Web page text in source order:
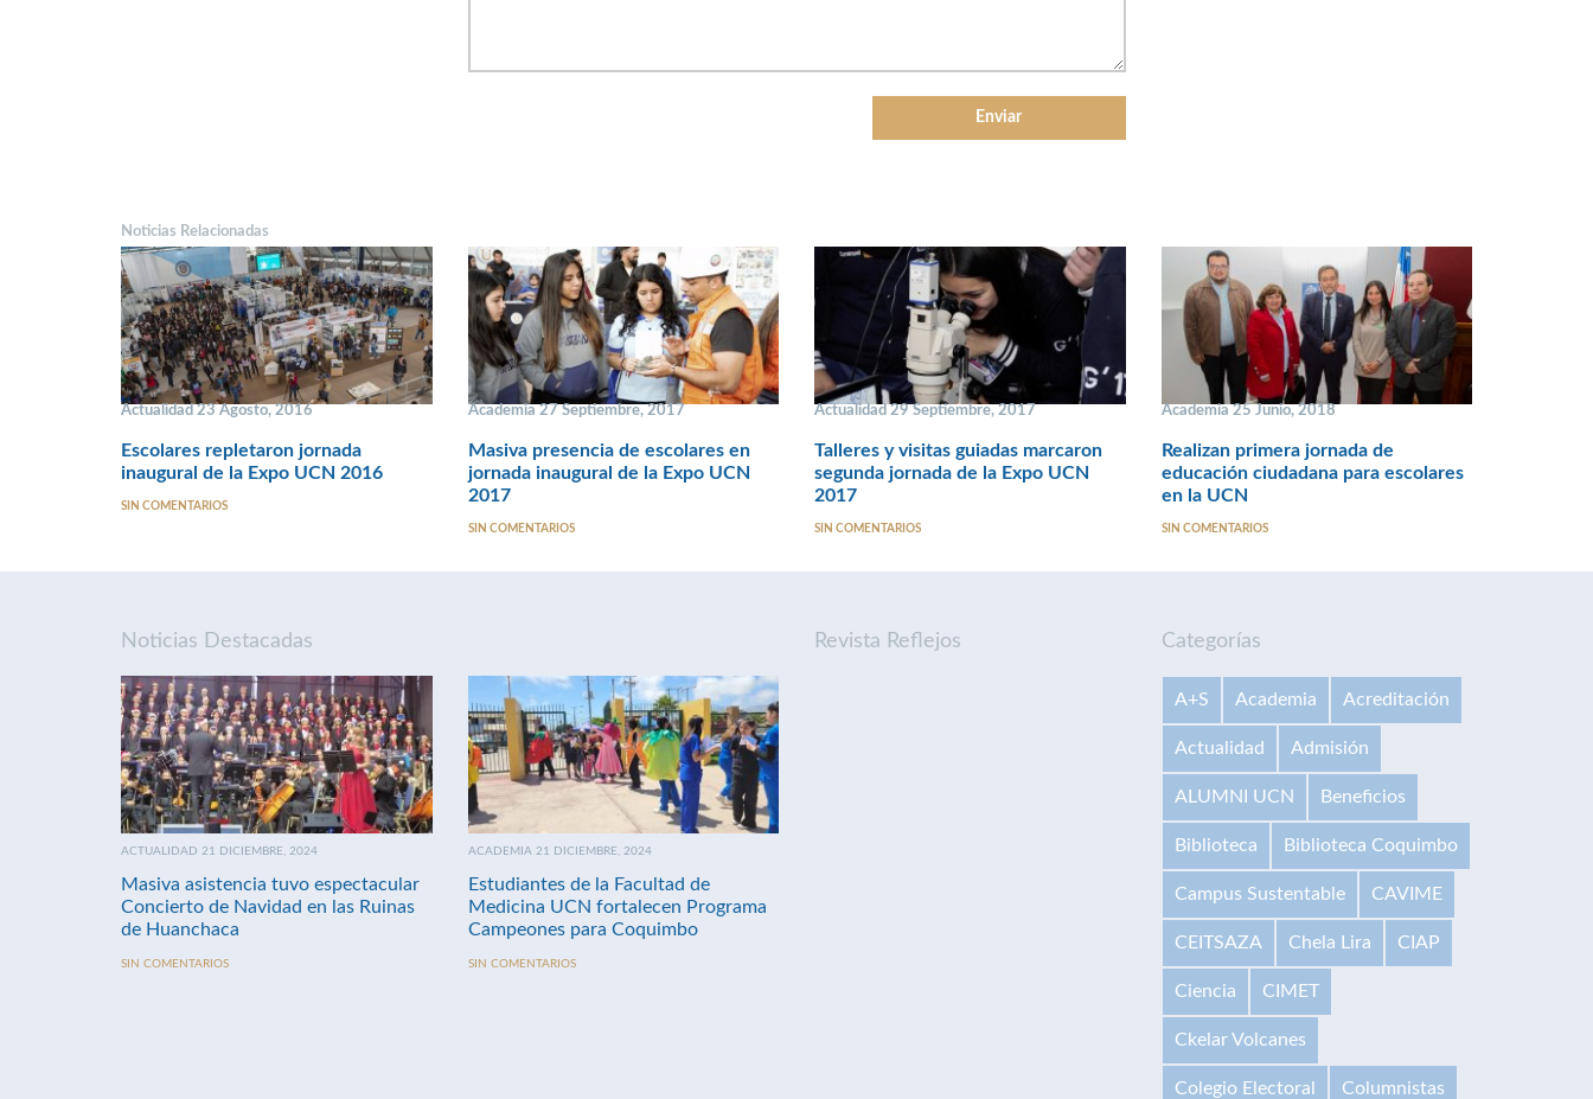
Noticias Relacionadas
Actualidad 23 Agosto, 2016
Escolares repletaron jornada
inaugural de la Expo UCN 2016
SIN COMENTARIOS
Academia 27 Septiembre, 2017
Masiva presencia de escolares en
jornada inaugural de la Expo UCN
2017
SIN COMENTARIOS
Actualidad 29 Septiembre, 2017
Talleres y visitas guiadas marcaron
segunda jornada de la Expo UCN
2017
SIN COMENTARIOS
Academia 25 Junio, 2018
Realizan primera jornada de
educación ciudadana para escolares
en la UCN
SIN COMENTARIOS
Noticias Destacadas
ACTUALIDAD 21 DICIEMBRE, 2024
Masiva asistencia tuvo espectacular
Concierto de Navidad en las Ruinas
de Huanchaca
SIN COMENTARIOS
ACADEMIA 21 DICIEMBRE, 2024
Estudiantes de la Facultad de
Medicina UCN fortalecen Programa
Campeones para Coquimbo
SIN COMENTARIOS
Revista Reflejos Categorías
A+S Academia Acreditación
Actualidad Admisión
ALUMNI UCN Beneficios
Biblioteca Biblioteca Coquimbo
Campus Sustentable CAVIME
CEITSAZA Chela Lira CIAP
Ciencia CIMET
Ckelar Volcanes
Colegio Electoral Columnistas